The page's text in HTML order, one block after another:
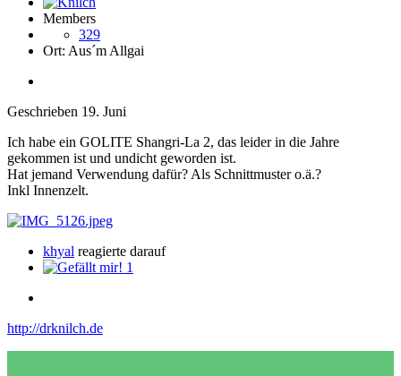
Members
329
Ort: Aus´m Allgai
Geschrieben 19. Juni
Ich habe ein GOLITE Shangri-La 2, das leider in die Jahre
gekommen ist und undicht geworden ist.
Hat jemand Verwendung dafür? Als Schnittmuster o.ä.?
Inkl Innenzelt.
khyal reagierte darauf
1
http://drknilch.de